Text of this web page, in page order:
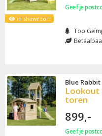
in showroom
Geef je
Top
Blue Rabbit
Lookout
toren
899,-
Geef je